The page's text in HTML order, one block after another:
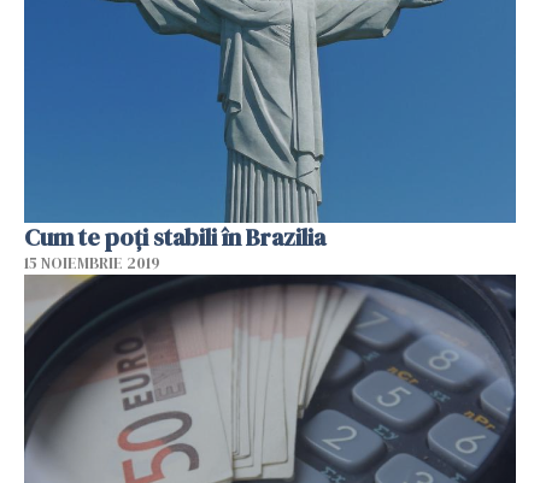
Cum te poți stabili în Brazilia
15 NOIEMBRIE 2019